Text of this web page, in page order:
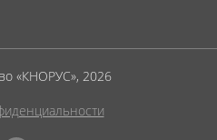
«КНОРУС», 2026